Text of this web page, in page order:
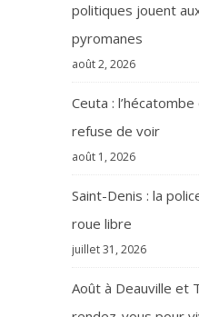
politiques jouent
pyromanes
août 2, 2026
Ceuta : l’hécatombe
refuse de voir
août 1, 2026
Saint-Denis : la
roue libre
juillet 31, 2026
Août à Deauville et